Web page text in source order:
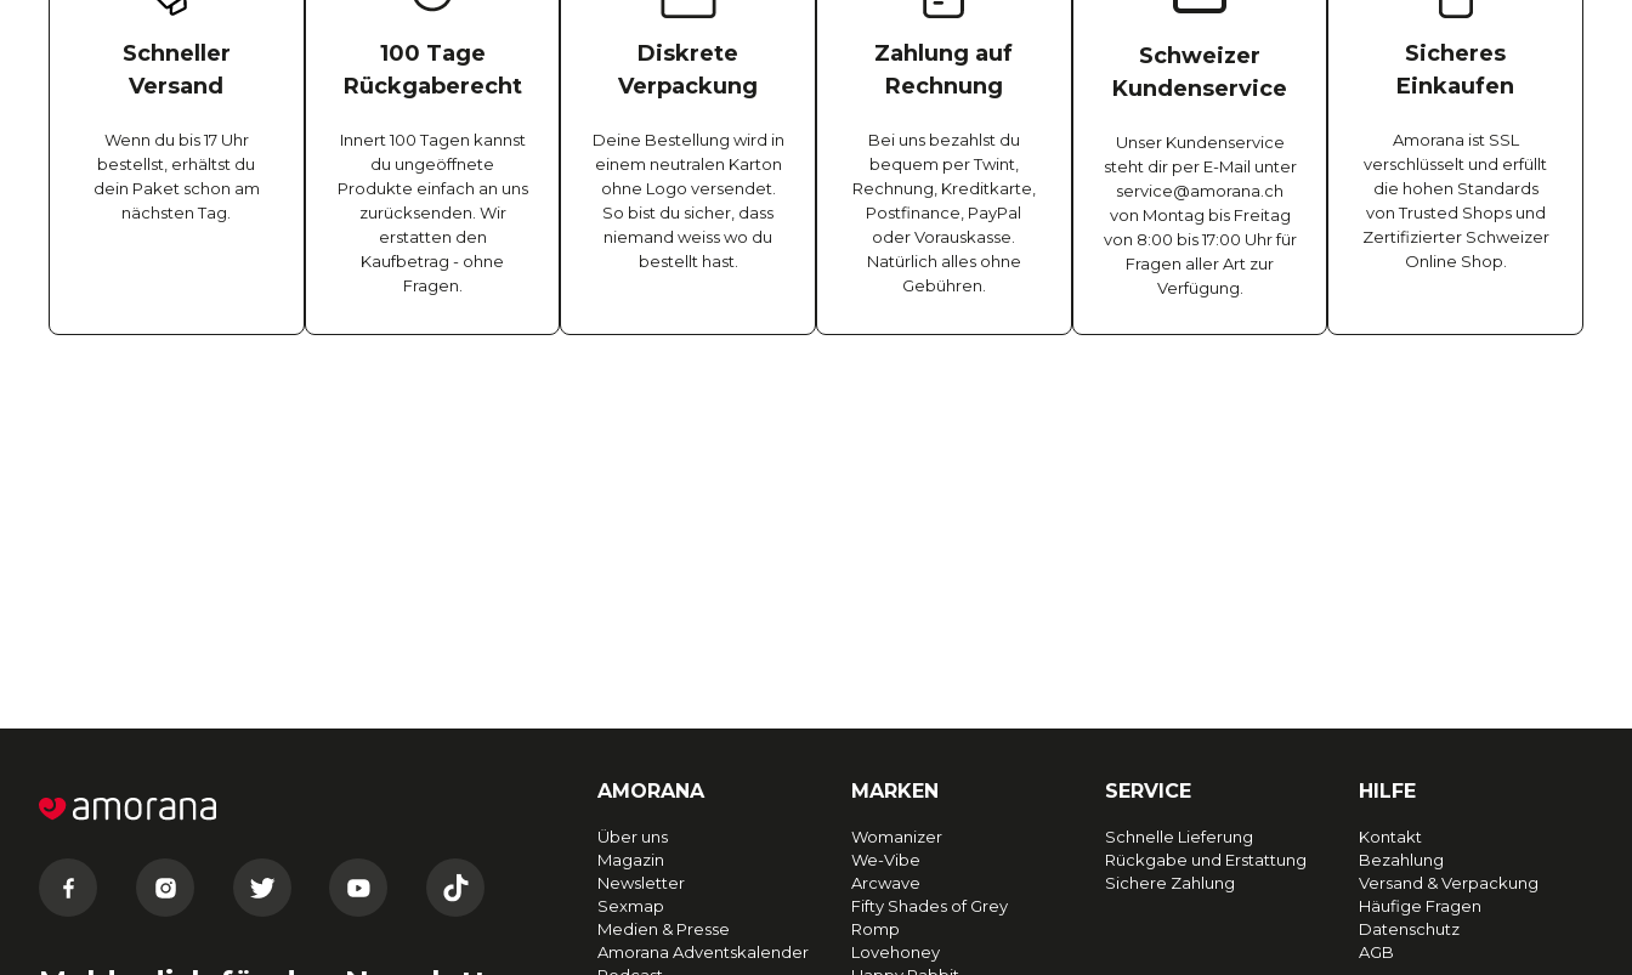
Schneller
Versand
Wenn du bis 17 Uhr
bestellst, erhältst du
dein Paket schon am
nächsten Tag.
100 Tage
Rückgaberecht
Innert 100 Tagen kannst
du ungeöffnete
Produkte einfach an uns
zurücksenden. Wir
erstatten den
Kaufbetrag - ohne
Fragen.
Diskrete
Verpackung
Deine Bestellung wird in
einem neutralen Karton
ohne Logo versendet.
So bist du sicher, dass
niemand weiss wo du
bestellt hast.
Zahlung auf
Rechnung
Bei uns bezahlst du
bequem per Twint,
Rechnung, Kreditkarte,
Postfinance, PayPal
oder Vorauskasse.
Natürlich alles ohne
Gebühren.
Schweizer
Kundenservice
Unser Kundenservice
steht dir per E-Mail unter
service@amorana.ch
von Montag bis Freitag
von 8:00 bis 17:00 Uhr für
Fragen aller Art zur
Verfügung.
Sicheres
Einkaufen
Amorana ist SSL
verschlüsselt und erfüllt
die hohen Standards
von Trusted Shops und
Zertifizierter Schweizer
Online Shop.
AMORANA
Über uns
Magazin
Newsletter
Sexmap
Medien & Presse
Amorana Adventskalender
MARKEN
Womanizer
We-Vibe
Arcwave
Fifty Shades of Grey
Romp
Lovehoney
SERVICE
Schnelle Lieferung
Rückgabe und Erstattung
Sichere Zahlung
HILFE
Kontakt
Bezahlung
Versand & Verpackung
Häufige Fragen
Datenschutz
AGB